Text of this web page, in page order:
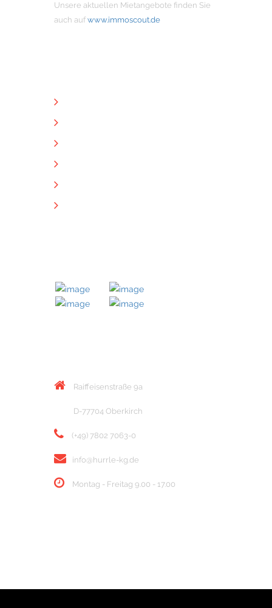
Unsere aktuellen Mietangebote finden Sie
auch auf www.immoscout.de
Raiffeisenstraße 9a
D-77704 Oberkirch
(+49) 7802 7063-0
info@hurrle-kg.de
Montag - Freitag 9.00 - 17.00